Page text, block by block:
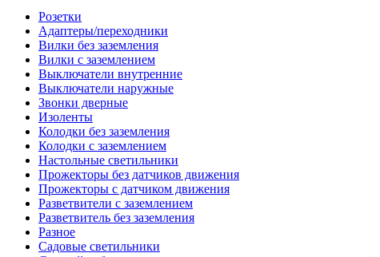
Розетки
Адаптеры/переходники
Вилки без заземления
Вилки с заземлением
Выключатели внутренние
Выключатели наружные
Звонки дверные
Изоленты
Колодки без заземления
Колодки с заземлением
Настольные светильники
Прожекторы без датчиков движения
Прожекторы с датчиком движения
Разветвители с заземлением
Разветвитель без заземления
Разное
Садовые светильники